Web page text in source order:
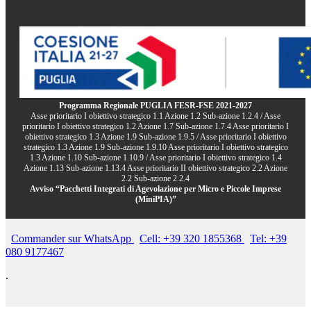
Programma Regionale PUGLIA FESR-FSE 2021-2027
Asse prioritario I obiettivo strategico 1.1 Azione 1.2 Sub-azione 1.2.4 / Asse
prioritario I obiettivo strategico 1.2 Azione 1.7 Sub-azione 1.7.4 Asse prioritario I
obiettivo strategico 1.3 Azione 1.9 Sub-azione 1.9.5 / Asse prioritario I obiettivo
strategico 1.3 Azione 1.9 Sub-azione 1.9.10 Asse prioritario I obiettivo strategico
1.3 Azione 1.10 Sub-azione 1.10.9 / Asse prioritario I obiettivo strategico 1.4
Azione 1.13 Sub-azione 1.13.4 Asse prioritario II obiettivo strategico 2.2 Azione
2.2 Sub-azione 2.2.4
Avviso “Pacchetti Integrati di Agevolazione per Micro e Piccole Imprese
(MiniPIA)”
Commander sur WhatsApp Cell: +39 320 1855368
Tel: +39
080 9177467
.